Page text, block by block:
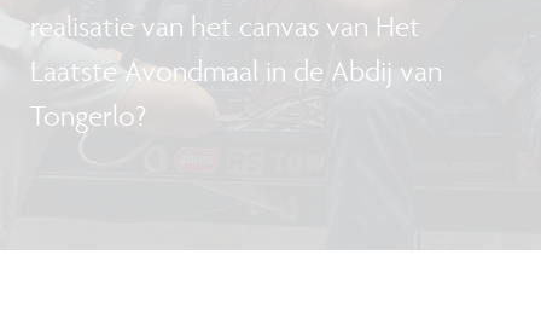
realisatie van het canvas van Het
Laatste Avondmaal in de Abdij van
Tongerlo?